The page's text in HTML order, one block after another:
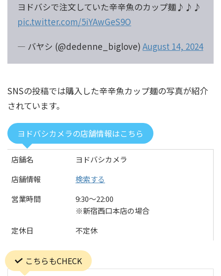
ヨドバシで注文していた辛辛魚のカップ麺♪♪♪
pic.twitter.com/5iYAwGeS9O
— バヤシ (@dedenne_biglove) August 14, 2024
SNSの投稿では購入した辛辛魚カップ麺の写真が紹介
されています。
ヨドバシカメラの店舗情報はこちら
店舗名
ヨドバシカメラ
店舗情報
検索する
営業時間
9:30〜22:00
※新宿西口本店の場合
定休日
不定休
こちらもCHECK